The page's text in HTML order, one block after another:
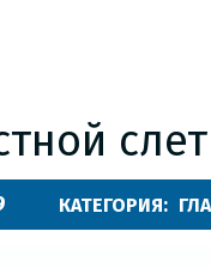
КАТЕГОРИЯ: